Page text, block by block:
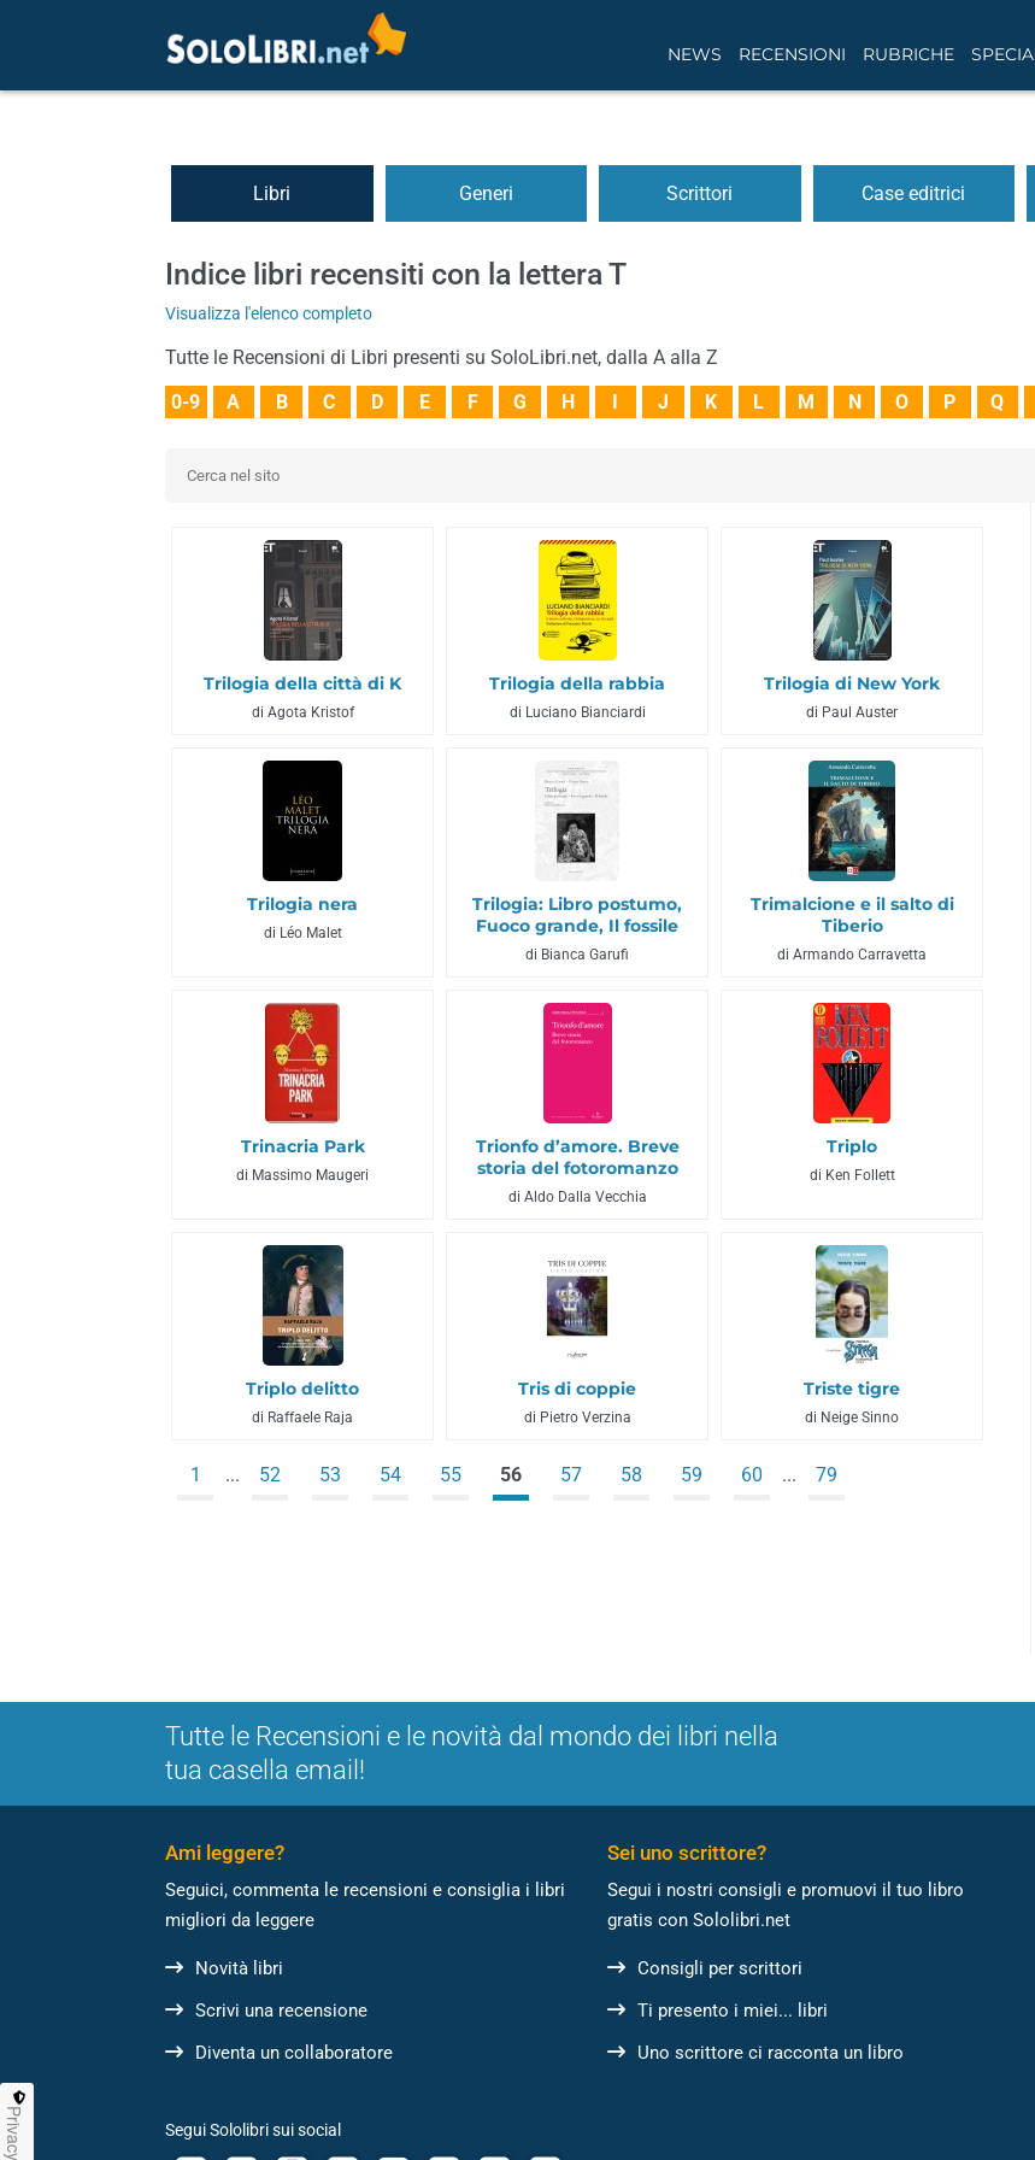
NEWS RECENSIONI RUBRICHE
Libri Generi Scrittori Case editrici
Indice libri recensiti con la lettera T
Visualizza l'elenco completo
Tutte le Recensioni di Libri presenti su SoloLibri.net, dalla A alla Z
0-9
A B C D E F G H I J K L M N O P Q
Trilogia della città di K
di Agota Kristof
Trilogia della rabbia
di Luciano Bianciardi
Trilogia di New York
di Paul Auster
Trilogia nera
di Léo Malet
Trilogia: Libro postumo,
Fuoco grande, Il fossile
di Bianca Garufi
Trimalcione e il salto di
Tiberio
di Armando Carravetta
Trinacria Park
di Massimo Maugeri
Trionfo d’amore. Breve
storia del fotoromanzo
di Aldo Dalla Vecchia
Triplo
di Ken Follett
Triplo delitto
di Raffaele Raja
Tris di coppie
di Pietro Verzina
Triste tigre
di Neige Sinno
1 ... 52 53 54 55 56 57 58 59 60 ... 79
Tutte le Recensioni e le novità dal mondo dei libri nella
tua casella email!
Ami leggere?
Seguici, commenta le recensioni e consiglia i libri
migliori da leggere
Novità libri
Scrivi una recensione
Diventa un collaboratore
Sei uno scrittore?
Segui i nostri consigli e promuovi il tuo libro
gratis con Sololibri.net
Consigli per scrittori
Ti presento i miei... libri
Uno scrittore ci racconta un libro
Segui Sololibri sui social
Privacy